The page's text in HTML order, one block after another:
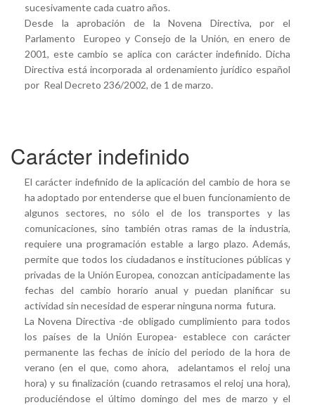
sucesivamente cada cuatro años.
Desde la aprobación de la Novena Directiva, por el
Parlamento Europeo y Consejo de la Unión, en enero de
2001, este cambio se aplica con carácter indefinido. Dicha
Directiva está incorporada al ordenamiento jurídico español
por Real Decreto 236/2002, de 1 de marzo.
Carácter indefinido
El carácter indefinido de la aplicación del cambio de hora se
ha adoptado por entenderse que el buen funcionamiento de
algunos sectores, no sólo el de los transportes y las
comunicaciones, sino también otras ramas de la industria,
requiere una programación estable a largo plazo. Además,
permite que todos los ciudadanos e instituciones públicas y
privadas de la Unión Europea, conozcan anticipadamente las
fechas del cambio horario anual y puedan planificar su
actividad sin necesidad de esperar ninguna norma futura.
La Novena Directiva -de obligado cumplimiento para todos
los países de la Unión Europea- establece con carácter
permanente las fechas de inicio del periodo de la hora de
verano (en el que, como ahora, adelantamos el reloj una
hora) y su finalización (cuando retrasamos el reloj una hora),
produciéndose el último domingo del mes de marzo y el